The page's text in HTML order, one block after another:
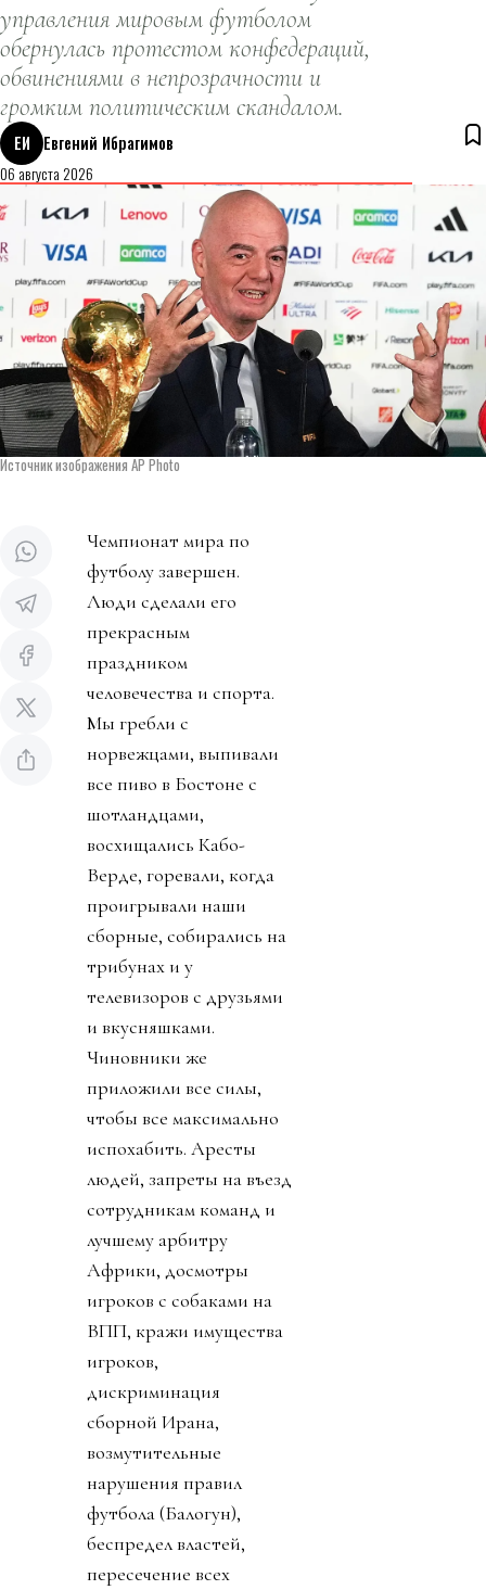
управления мировым футболом
обернулась протестом конфедераций,
обвинениями в непрозрачности и
громким политическим скандалом.
ЕИ
Евгений Ибрагимов
06 августа 2026
Источник изображения AP Photo
Чемпионат мира по
футболу завершен.
Люди сделали его
прекрасным
праздником
человечества и спорта.
Мы гребли с
норвежцами, выпивали
все пиво в Бостоне с
шотландцами,
восхищались Кабо-
Верде, горевали, когда
проигрывали наши
сборные, собирались на
трибунах и у
телевизоров с друзьями
и вкусняшками.
Чиновники же
приложили все силы,
чтобы все максимально
испохабить. Аресты
людей, запреты на въезд
сотрудникам команд и
лучшему арбитру
Африки, досмотры
игроков с собаками на
ВПП, кражи имущества
игроков,
дискриминация
сборной Ирана,
возмутительные
нарушения правил
футбола (Балогун),
беспредел властей,
пересечение всех